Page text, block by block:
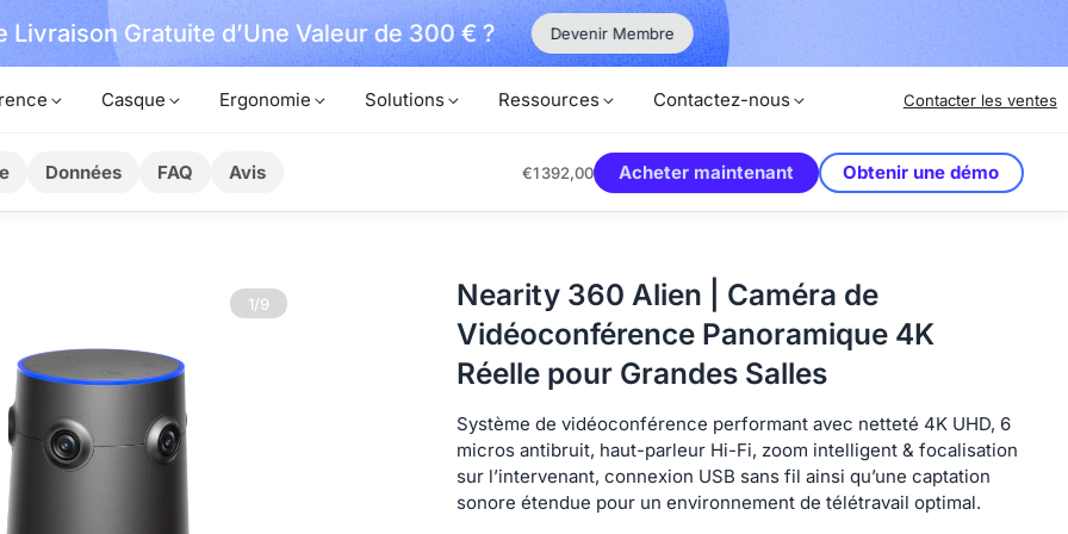
Livraison Gratuite d’Une Valeur de 300 € ? Devenir Membre
Casque Ergonomie Solutions Ressources Contactez-nous Contacter les ventes
Données FAQ Avis €1 392,00 Acheter maintenant Obtenir une démo
1/9
Nearity 360 Alien | Caméra de
Vidéoconférence Panoramique 4K
Réelle pour Grandes Salles
Système de vidéoconférence performant avec netteté 4K UHD, 6
micros antibruit, haut-parleur Hi-Fi, zoom intelligent & focalisation
sur l’intervenant, connexion USB sans fil ainsi qu’une captation
sonore étendue pour un environnement de télétravail optimal.